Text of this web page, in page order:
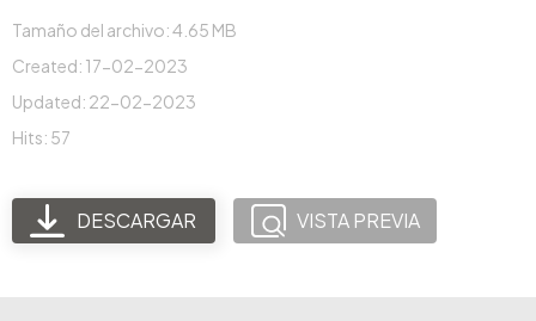
Tamaño del archivo: 4.65 MB
Created: 17-02-2023
Updated: 22-02-2023
Hits: 57
DESCARGAR VISTA PREVIA